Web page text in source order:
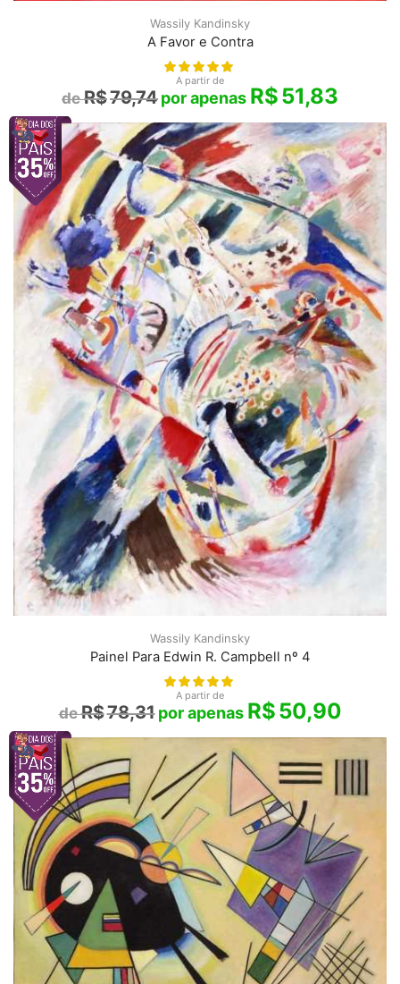
Wassily Kandinsky
A Favor e Contra
A partir de
R$79,74 R$51,83
Wassily Kandinsky
Painel Para Edwin R. Campbell nº 4
A partir de
R$78,31 R$50,90